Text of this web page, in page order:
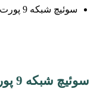
سوئیچ شبکه 9 پورت دسکتاپ تندا مدل TEF1109P-8-63W